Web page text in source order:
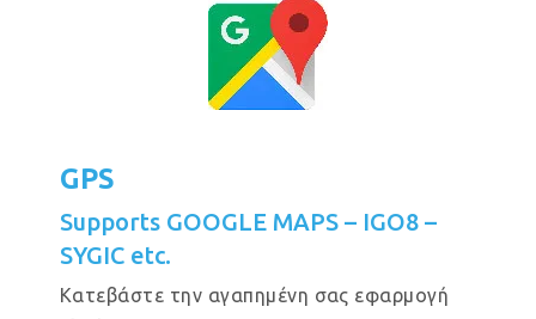
GPS
Supports GOOGLE MAPS – IGO8 –
SYGIC etc.
Κατεβάστε την αγαπημένη σας εφαρμογή